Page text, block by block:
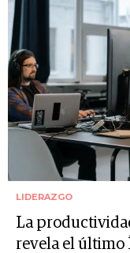
LIDERAZGO
La
revela el último